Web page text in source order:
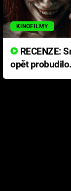
KINOFILMY
opět
přichází s